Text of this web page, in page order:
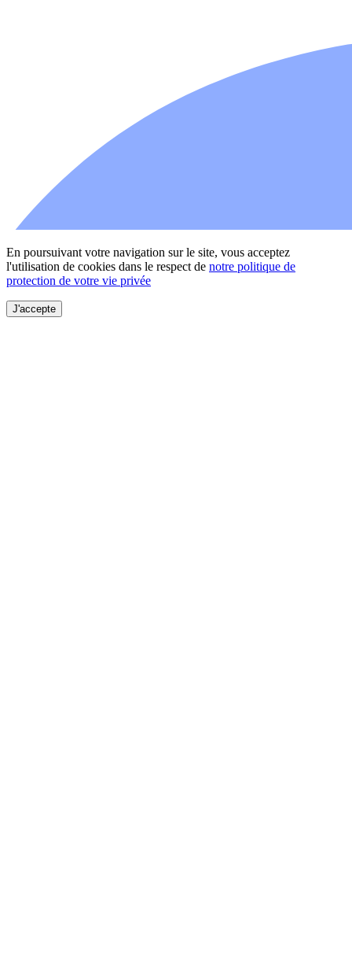
En poursuivant votre navigation sur le site, vous acceptez
l'utilisation de cookies dans le respect de notre politique de
protection de votre vie privée
J'accepte